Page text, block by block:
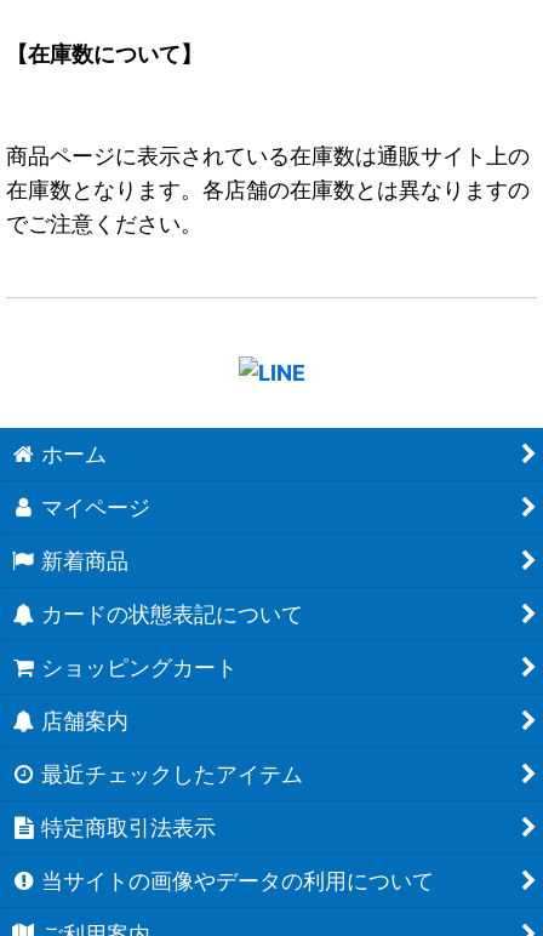
【在庫数について】
商品ページに表示されている在庫数は通販サイト上の
在庫数となります。各店舗の在庫数とは異なりますの
でご注意ください。
ホーム
マイページ
新着商品
カードの状態表記について
ショッピングカート
店舗案内
最近チェックしたアイテム
特定商取引法表示
当サイトの画像やデータの利用について